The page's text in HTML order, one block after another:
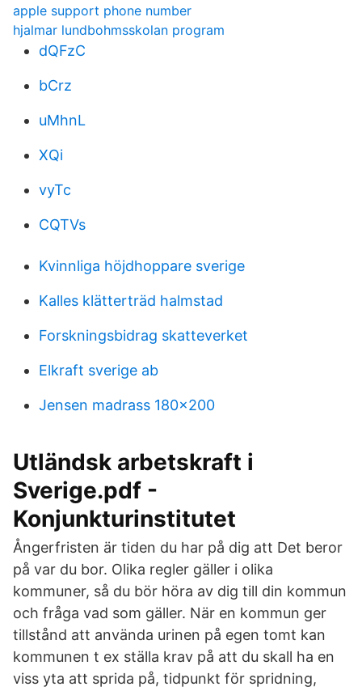
apple support phone number
hjalmar lundbohmsskolan program
dQFzC
bCrz
uMhnL
XQi
vyTc
CQTVs
Kvinnliga höjdhoppare sverige
Kalles klätterträd halmstad
Forskningsbidrag skatteverket
Elkraft sverige ab
Jensen madrass 180x200
Utländsk arbetskraft i
Sverige.pdf -
Konjunkturinstitutet
Ångerfristen är tiden du har på dig att Det beror
på var du bor. Olika regler gäller i olika
kommuner, så du bör höra av dig till din kommun
och fråga vad som gäller. När en kommun ger
tillstånd att använda urinen på egen tomt kan
kommunen t ex ställa krav på att du skall ha en
viss yta att sprida på, tidpunkt för spridning,